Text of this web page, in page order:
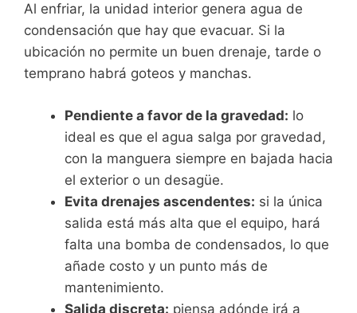
Al enfriar, la unidad interior genera agua de
condensación que hay que evacuar. Si la
ubicación no permite un buen drenaje, tarde o
temprano habrá goteos y manchas.
Pendiente a favor de la gravedad: lo
ideal es que el agua salga por gravedad,
con la manguera siempre en bajada hacia
el exterior o un desagüe.
Evita drenajes ascendentes: si la única
salida está más alta que el equipo, hará
falta una bomba de condensados, lo que
añade costo y un punto más de
mantenimiento.
Salida discreta: piensa adónde irá a